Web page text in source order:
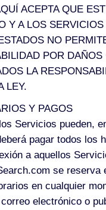
ACEPTA QUE
Y A LOS
NO
POR
LA
LEY.
Y PAGOS
Servicios pueden,
pagar todos los
a aquellos
se
en cualquier
electrónico o